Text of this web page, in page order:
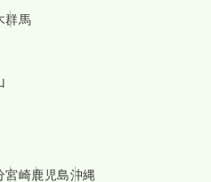
群馬
宮崎鹿児島沖縄